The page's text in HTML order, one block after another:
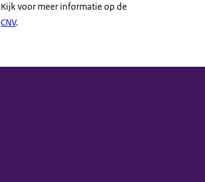
Kijk voor meer informatie op de
CNV.